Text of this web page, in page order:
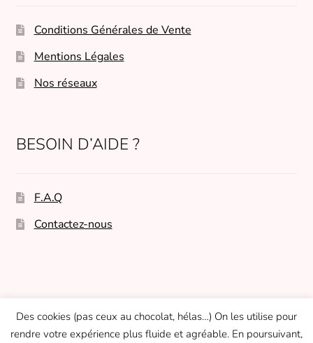
Conditions Générales de Vente
Mentions Légales
Nos réseaux
BESOIN D’AIDE ?
F.A.Q
Contactez-nous
© Micasasté 2026
Built with WooCommerce.
Des cookies (pas ceux au chocolat, hélas…) On les utilise pour
rendre votre expérience plus fluide et agréable. En poursuivant,